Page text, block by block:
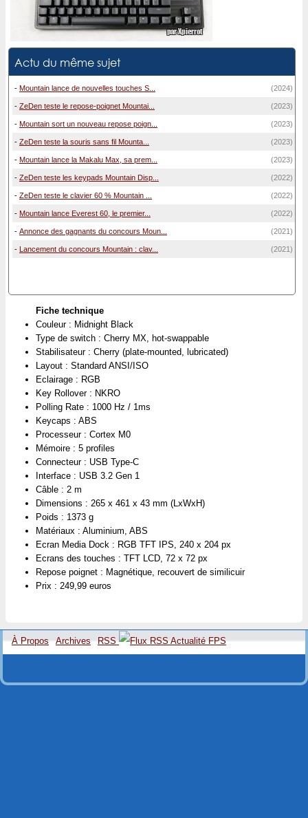
Actu du même sujet
- Mountain lance de nouvelles touches S... (2024)
- ZeDen teste le repose-poignet Mountai... (2023)
- Mountain sort un nouveau repose poign... (2023)
- ZeDen teste la souris sans fil Mounta... (2023)
- Mountain lance la Makalu Max, sa prem... (2023)
- ZeDen teste les keypads Mountain Disp... (2022)
- ZeDen teste le clavier 60 % Mountain ... (2022)
- Mountain lance Everest 60, le premier... (2022)
- Annonce des gagnants du concours Moun... (2021)
- Lancement du concours Mountain : clav... (2021)
Fiche technique
Couleur : Midnight Black
Type de switch : Cherry MX, hot-swappable
Stabilisateur : Cherry (plate-mounted, lubricated)
Layout : Standard ANSI/ISO
Eclairage : RGB
Key Rollover : NKRO
Polling Rate : 1000 Hz / 1ms
Keycaps : ABS
Processeur : Cortex M0
Mémoire : 5 profiles
Connecteur : USB Type-C
Interface : USB 3.2 Gen 1
Câble : 2 m
Dimensions : 265 x 461 x 43 mm (LxWxH)
Poids : 1373 g
Matériaux : Aluminium, ABS
Ecran Media Dock : RGB TFT IPS, 240 x 204 px
Ecrans des touches : TFT LCD, 72 x 72 px
Repose poignet : Magnétique, recouvert de similicuir
Prix : 249,99 euros
À Propos Archives RSS